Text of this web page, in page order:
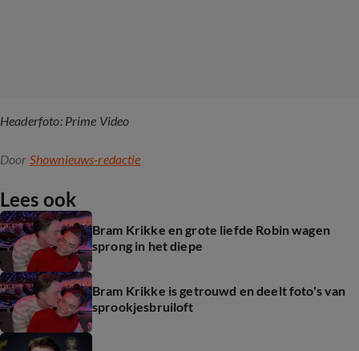
Headerfoto: Prime Video
Door Shownieuws-redactie
Lees ook
Bram Krikke en grote liefde Robin wagen
sprong in het diepe
Bram Krikke is getrouwd en deelt foto's van
sprookjesbruiloft